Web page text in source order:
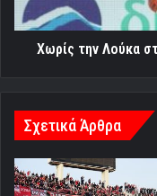
Ολυμπιακός
Χωρίς την Λούκα
Σχετικά Άρθρα